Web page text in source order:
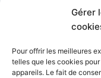
Gérer
Pour offrir les meilleures
telles que les cookies
appareils. Le fait de